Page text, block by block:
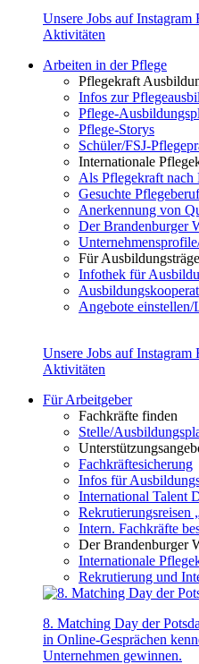
Unsere Jobs auf Instagram
Aktivitäten
Arbeiten in der Pflege
Pflegekraft
Infos zur
Pflege-
Pflege-Storys
Schüler/FSJ-
Internationale
Als Pflegekraft nach
Gesuchte
Anerkennung von
Der Brandenburger
Für
Infothek für
Angebote einstellen/
Unsere Jobs auf Instagram
Aktivitäten
Für Arbeitgeber
Fachkräfte finden
Stelle/
Fachkräftesicherung
Infos für
International Talent
Rekrutierungsreisen
Intern. Fachkräfte
Der Brandenburger
Internationale
Rekrutierung und
8. Matching Day der
in Online-Gesprächen
Unternehmen gewinnen.